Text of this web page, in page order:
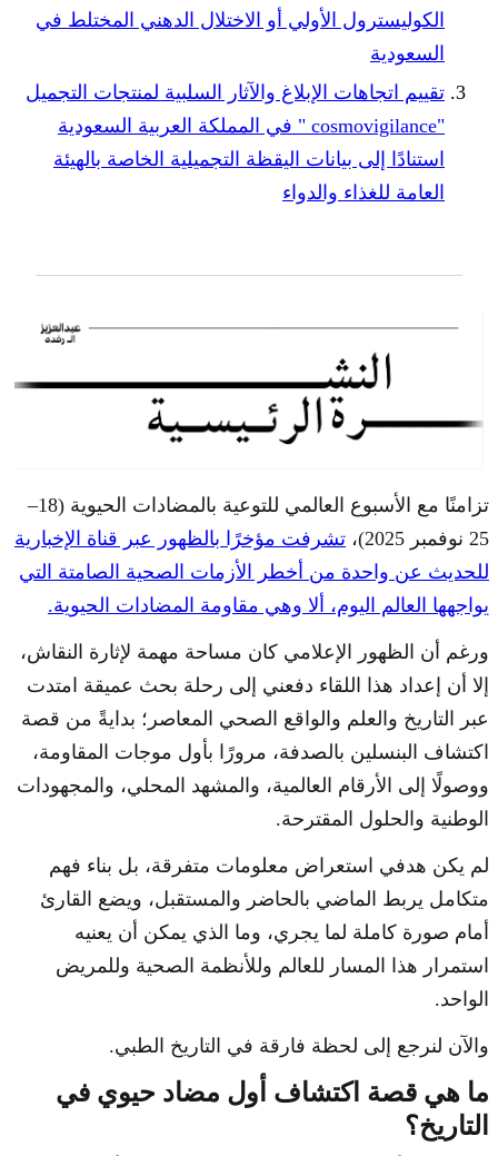
الكوليسترول الأولي أو الاختلال الدهني المختلط في
السعودية
تقييم اتجاهات الإبلاغ والآثار السلبية لمنتجات التجميل
"cosmovigilance " في المملكة العربية السعودية
استنادًا إلى بيانات اليقظة التجميلية الخاصة بالهيئة
العامة للغذاء والدواء
تزامنًا مع الأسبوع العالمي للتوعية بالمضادات الحيوية (18–
25 نوفمبر 2025)،
تشرفت مؤخرًا بالظهور عبر قناة الإخبارية
للحديث عن واحدة من أخطر الأزمات الصحية الصامتة التي
يواجهها العالم اليوم، ألا وهي مقاومة المضادات الحيوية.
ورغم أن الظهور الإعلامي كان مساحة مهمة لإثارة النقاش،
إلا أن إعداد هذا اللقاء دفعني إلى رحلة بحث عميقة امتدت
عبر التاريخ والعلم والواقع الصحي المعاصر؛ بدايةً من قصة
اكتشاف البنسلين بالصدفة، مرورًا بأول موجات المقاومة،
ووصولًا إلى الأرقام العالمية، والمشهد المحلي، والمجهودات
الوطنية والحلول المقترحة.
لم يكن هدفي استعراض معلومات متفرقة، بل بناء فهم
متكامل يربط الماضي بالحاضر والمستقبل، ويضع القارئ
أمام صورة كاملة لما يجري، وما الذي يمكن أن يعنيه
استمرار هذا المسار للعالم وللأنظمة الصحية وللمريض
الواحد.
والآن لنرجع إلى لحظة فارقة في التاريخ الطبي.
ما هي قصة اكتشاف أول مضاد حيوي في
التاريخ؟